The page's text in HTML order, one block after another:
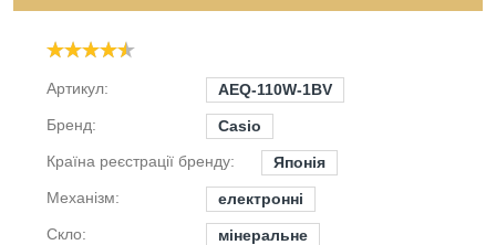
Артикул:
AEQ-110W-1BV
Бренд:
Casio
Країна реєстрації бренду:
Японія
Механізм:
електронні
Скло:
мінеральне